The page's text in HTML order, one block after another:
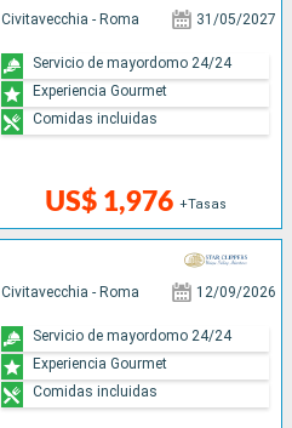
Civitavecchia - Roma 31/05/2027
US$ 1,976 +Tasas
Servicio de mayordomo 24/24
Experiencia Gourmet
Comidas incluidas
Civitavecchia - Roma 12/09/2026
Servicio de mayordomo 24/24
Experiencia Gourmet
Comidas incluidas